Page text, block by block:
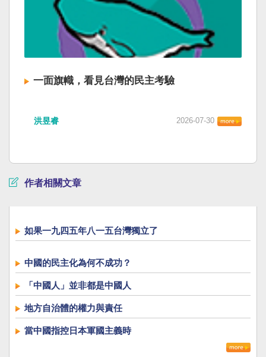
一面旗幟，看見台灣的民主考驗
洪昱睿 2026-07-30
作者相關文章
如果一九四五年八一五台灣獨立了
中國的民主化為何不成功？
「中國人」並非都是中國人
地方自治體的權力與責任
當中國指控日本軍國主義時